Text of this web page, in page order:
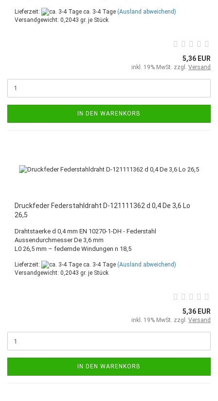
Lieferzeit: ca. 3-4 Tage (Ausland abweichend)
Versandgewicht: 0,2043 gr. je Stück
5,36 EUR
inkl. 19% MwSt. zzgl. Versand
IN DEN WARENKORB
Druckfeder Federstahldraht D-121111362 d 0,4 De 3,6 Lo
26,5
Drahtstaerke d 0,4 mm EN 10270-1-DH - Federstahl
Aussendurchmesser De 3,6 mm
L0 26,5 mm – federnde Windungen n 18,5
Lieferzeit: ca. 3-4 Tage (Ausland abweichend)
Versandgewicht: 0,2043 gr. je Stück
5,36 EUR
inkl. 19% MwSt. zzgl. Versand
IN DEN WARENKORB